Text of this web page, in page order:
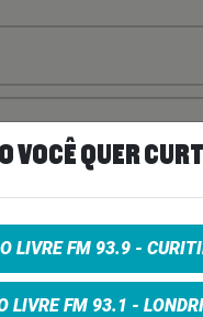
VOCÊ QUER
LIVRE FM 93.9 -
LIVRE FM 93.1 -